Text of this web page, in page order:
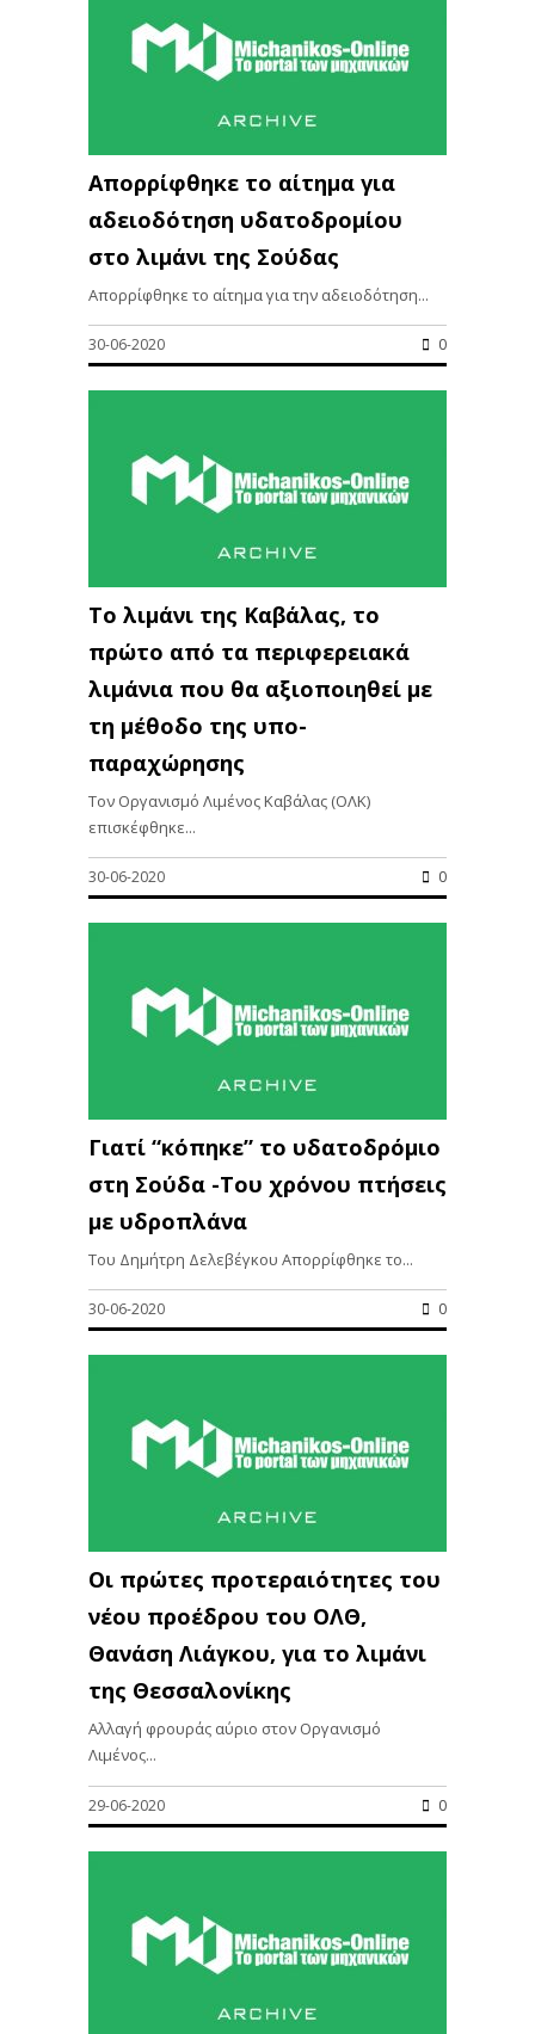
Απορρίφθηκε το αίτημα για
αδειοδότηση υδατοδρομίου
στο λιμάνι της Σούδας
Απορρίφθηκε το αίτημα για την αδειοδότηση...
30-06-2020 0
Το λιμάνι της Καβάλας, το
πρώτο από τα περιφερειακά
λιμάνια που θα αξιοποιηθεί με
τη μέθοδο της υπο-
παραχώρησης
Τον Οργανισμό Λιμένος Καβάλας (ΟΛΚ)
επισκέφθηκε...
30-06-2020 0
Γιατί “κόπηκε” το υδατοδρόμιο
στη Σούδα -Του χρόνου πτήσεις
με υδροπλάνα
Του Δημήτρη Δελεβέγκου Απορρίφθηκε το...
30-06-2020 0
Οι πρώτες προτεραιότητες του
νέου προέδρου του ΟΛΘ,
Θανάση Λιάγκου, για το λιμάνι
της Θεσσαλονίκης
Αλλαγή φρουράς αύριο στον Οργανισμό
Λιμένος...
29-06-2020 0